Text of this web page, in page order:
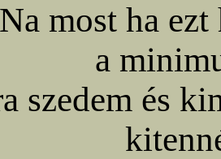
most ha
a
szedem és